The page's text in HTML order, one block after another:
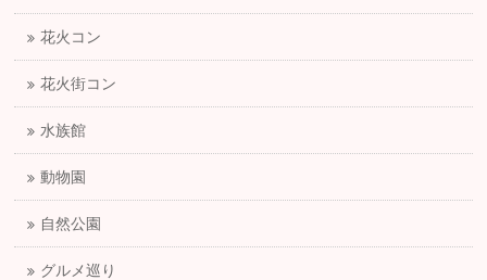
花火コン
花火街コン
水族館
動物園
自然公園
グルメ巡り